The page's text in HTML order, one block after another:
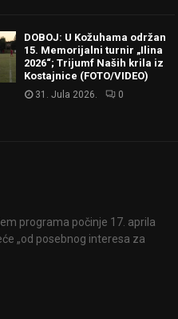
DOBOJ: U Kožuhama održan
15. Memorijalni turnir „Ilina
2026“; Trijumf Naših krila iz
Kostajnice (FOTO/VIDEO)
31. Jula 2026. 0
programa počinje 17. aprila
„od posebnog interesa za